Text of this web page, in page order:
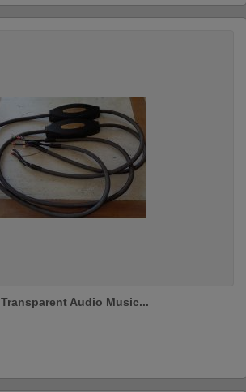
Transparent Audio Music...